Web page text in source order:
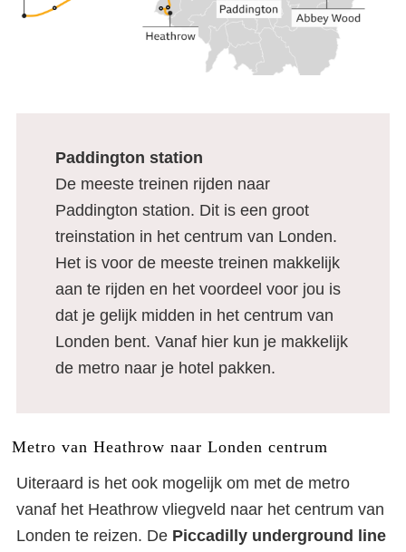
Paddington station
De meeste treinen rijden naar
Paddington station. Dit is een groot
treinstation in het centrum van Londen.
Het is voor de meeste treinen makkelijk
aan te rijden en het voordeel voor jou is
dat je gelijk midden in het centrum van
Londen bent. Vanaf hier kun je makkelijk
de metro naar je hotel pakken.
Metro van Heathrow naar Londen centrum
Uiteraard is het ook mogelijk om met de metro
vanaf het Heathrow vliegveld naar het centrum van
Londen te reizen. De Piccadilly underground
line